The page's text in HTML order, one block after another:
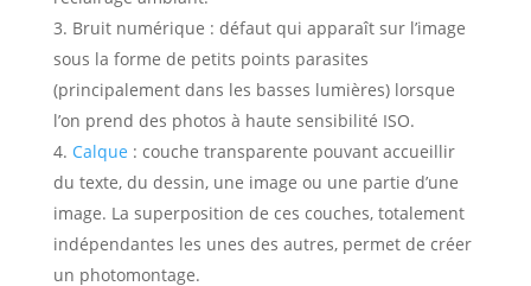
Bruit numérique : défaut qui apparaît sur l’image
sous la forme de petits points parasites
(principalement dans les basses lumières) lorsque
l’on prend des photos à haute sensibilité ISO.
Calque : couche transparente pouvant accueillir
du texte, du dessin, une image ou une partie d’une
image. La superposition de ces couches, totalement
indépendantes les unes des autres, permet de créer
un photomontage.